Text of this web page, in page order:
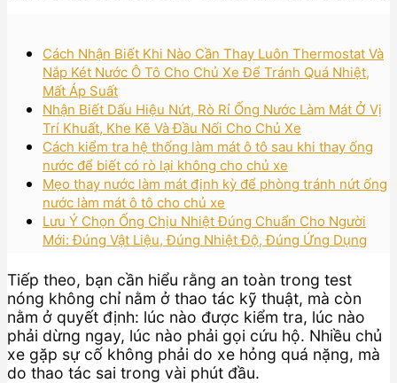
Cách Nhận Biết Khi Nào Cần Thay Luôn Thermostat Và
Nắp Két Nước Ô Tô Cho Chủ Xe Để Tránh Quá Nhiệt,
Mất Áp Suất
Nhận Biết Dấu Hiệu Nứt, Rò Rỉ Ống Nước Làm Mát Ở Vị
Trí Khuất, Khe Kẽ Và Đầu Nối Cho Chủ Xe
Cách kiểm tra hệ thống làm mát ô tô sau khi thay ống
nước để biết có rò lại không cho chủ xe
Mẹo thay nước làm mát định kỳ để phòng tránh nứt ống
nước làm mát ô tô cho chủ xe
Lưu Ý Chọn Ống Chịu Nhiệt Đúng Chuẩn Cho Người
Mới: Đúng Vật Liệu, Đúng Nhiệt Độ, Đúng Ứng Dụng
Tiếp theo, bạn cần hiểu rằng an toàn trong test
nóng không chỉ nằm ở thao tác kỹ thuật, mà còn
nằm ở quyết định: lúc nào được kiểm tra, lúc nào
phải dừng ngay, lúc nào phải gọi cứu hộ. Nhiều chủ
xe gặp sự cố không phải do xe hỏng quá nặng, mà
do thao tác sai trong vài phút đầu.